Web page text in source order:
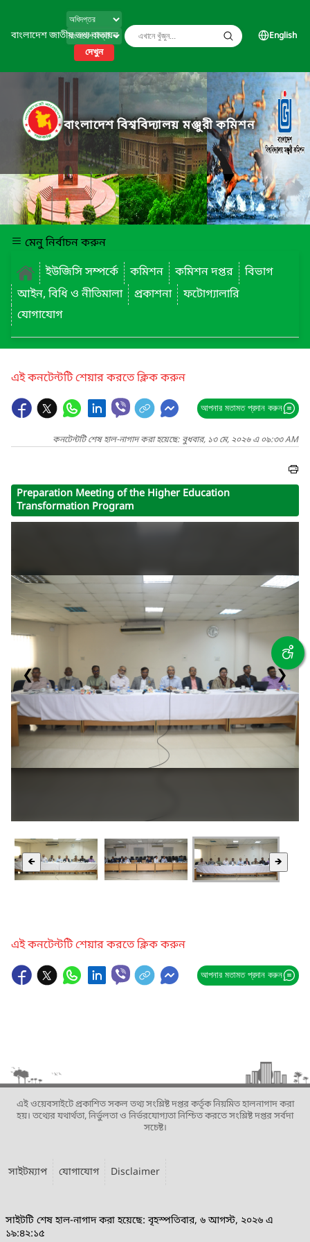
বাংলাদেশ জাতীয় তথ্য বাতায়ন
দেখুন
English
বাংলাদেশ বিশ্ববিদ্যালয় মঞ্জুরী কমিশন
মেনু নির্বাচন করুন
ইউজিসি সম্পর্কে
কমিশন কমিশন দপ্তর
বিভাগ
আইন, বিধি ও নীতিমালা
প্রকাশনা
ফটোগ্যালারি
যোগাযোগ
এই কনটেন্টটি শেয়ার করতে ক্লিক করুন
আপনার মতামত প্রদান করুন
কনটেন্টটি শেষ হাল-নাগাদ করা হয়েছে: বুধবার, ১৩ মে, ২০২৬ এ ০৯:৩৩ AM
Preparation Meeting of the Higher Education
Transformation Program
❮ ❯
🡸 🡺
এই কনটেন্টটি শেয়ার করতে ক্লিক করুন
আপনার মতামত প্রদান করুন
এই ওয়েবসাইটে প্রকাশিত সকল তথ্য সংশ্লিষ্ট দপ্তর কর্তৃক নিয়মিত হালনাগাদ করা
হয়। তথ্যের যথার্থতা, নির্ভুলতা ও নির্ভরযোগ্যতা নিশ্চিত করতে সংশ্লিষ্ট দপ্তর সর্বদা
সচেষ্ট।
সাইটম্যাপ যোগাযোগ Disclaimer
সাইটটি শেষ হাল-নাগাদ করা হয়েছে: বৃহস্পতিবার, ৬ আগস্ট, ২০২৬ এ
১৯:৪২:১৫